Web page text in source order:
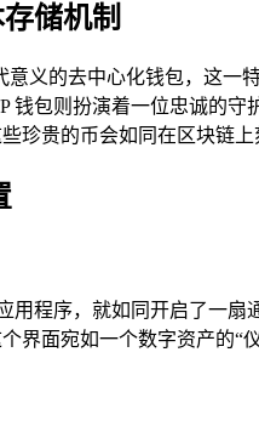
储机制
意义的去中心化钱包，这一
钱包则扮演着一位忠诚的
珍贵的币会如同在区块链
用程序，就如同开启了一
界面宛如一个数字资产的“